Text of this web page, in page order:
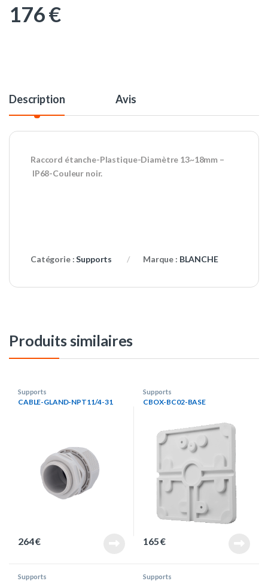
176€
Description Avis
Raccord étanche-Plastique-Diamètre 13~18mm –
IP68-Couleur noir.
Catégorie :Supports Marque : BLANCHE
Produits similaires
Supports
CABLE-GLAND-NPT11/4-31
264€
Supports
CBOX-BC02-BASE
165€
Supports Supports